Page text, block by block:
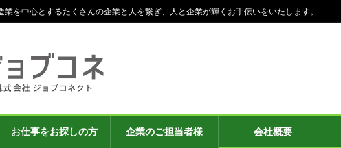
を中心とするたくさんの企業と人を繋ぎ、人と企業が輝くお手伝いをいたします。
お仕事をお探しの方 企業のご担当者様 会社概要